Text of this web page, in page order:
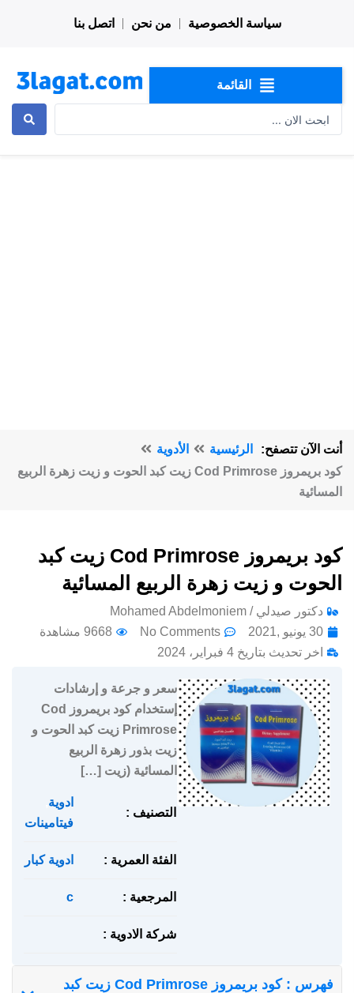
سياسة الخصوصية من نحن اتصل بنا
القائمة
أنت الآن تتصفح: الرئيسية
الأدوية
كود بريمروز Cod Primrose زيت كبد الحوت و زيت زهرة الربيع
المسائية
كود بريمروز Cod Primrose زيت كبد
الحوت و زيت زهرة الربيع المسائية
دكتور صيدلي / Mohamed Abdelmoniem
30 يونيو ,2021
No Comments
9668 مشاهدة
اخر تحديث بتاريخ 4 فبراير، 2024
سعر و جرعة و إرشادات
إستخدام كود بريمروز Cod
Primrose زيت كبد الحوت و
زيت بذور زهرة الربيع
المسائية (زيت […]
التصنيف :
ادوية
فيتامينات
الفئة العمرية : ادوية كبار
المرجعية : c
شركة الادوية :
فهرس : كود بريمروز Cod Primrose زيت كبد